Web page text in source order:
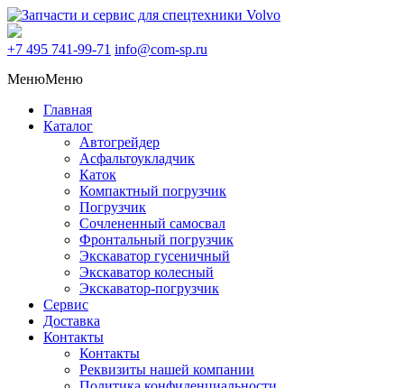
+7 495 741-99-71 info@com-sp.ru
МенюМеню
Главная
Каталог
Автогрейдер
Асфальтоукладчик
Каток
Компактный погрузчик
Погрузчик
Сочлененный самосвал
Фронтальный погрузчик
Экскаватор гусеничный
Экскаватор колесный
Экскаватор-погрузчик
Сервис
Доставка
Контакты
Контакты
Реквизиты нашей компании